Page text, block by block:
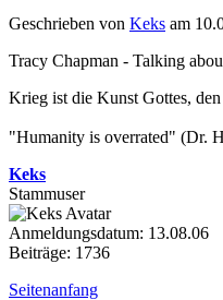
Geschrieben von Keks am
Tracy Chapman - Talking
Krieg ist die Kunst Gottes,
"Humanity is overrated" (Dr.
Keks
Stammuser
Anmeldungsdatum: 13.08.06
Beiträge: 1736
Seitenanfang